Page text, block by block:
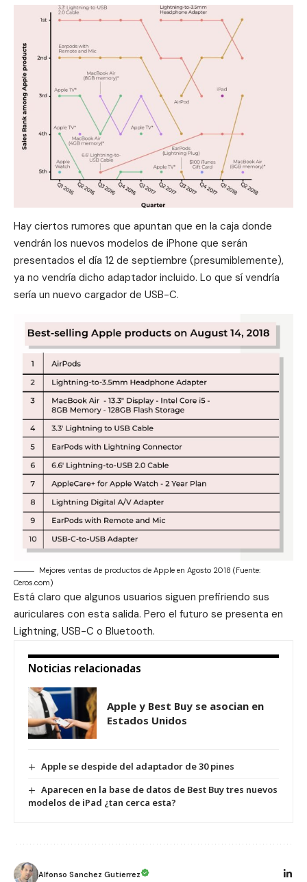
Hay ciertos rumores que apuntan que en la caja donde
vendrán los nuevos modelos de iPhone que serán
presentados el día 12 de septiembre (presumiblemente),
ya no vendría dicho adaptador incluido. Lo que sí vendría
sería un nuevo cargador de USB-C.
Mejores ventas de productos de Apple en Agosto 2018 (Fuente:
Ceros.com)
Está claro que algunos usuarios siguen prefiriendo sus
auriculares con esta salida. Pero el futuro se presenta en
Lightning, USB-C o Bluetooth.
Noticias relacionadas
Apple y Best Buy se asocian en
Estados Unidos
Apple se despide del adaptador de 30 pines
Aparecen en la base de datos de Best Buy tres nuevos
modelos de iPad ¿tan cerca esta?
Alfonso Sanchez Gutierrez